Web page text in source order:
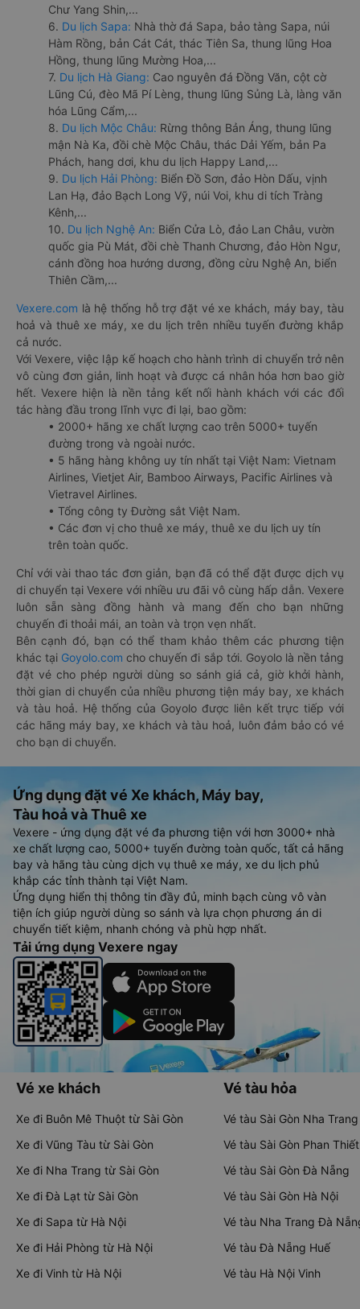
Chư Yang Shin,...
6. Du lịch Sapa: Nhà thờ đá Sapa, bảo tàng Sapa, núi
Hàm Rồng, bản Cát Cát, thác Tiên Sa, thung lũng Hoa
Hồng, thung lũng Mường Hoa,...
7. Du lịch Hà Giang: Cao nguyên đá Đồng Văn, cột cờ
Lũng Cú, đèo Mã Pí Lèng, thung lũng Sủng Là, làng văn
hóa Lũng Cẩm,...
8. Du lịch Mộc Châu: Rừng thông Bản Áng, thung lũng
mận Nà Ka, đồi chè Mộc Châu, thác Dải Yếm, bản Pa
Phách, hang dơi, khu du lịch Happy Land,...
9. Du lịch Hải Phòng: Biển Đồ Sơn, đảo Hòn Dấu, vịnh
Lan Hạ, đảo Bạch Long Vỹ, núi Voi, khu di tích Tràng
Kênh,...
10. Du lịch Nghệ An: Biển Cửa Lò, đảo Lan Châu, vườn
quốc gia Pù Mát, đồi chè Thanh Chương, đảo Hòn Ngư,
cánh đồng hoa hướng dương, đồng cừu Nghệ An, biển
Thiên Cầm,...
Vexere.com là hệ thống hỗ trợ đặt vé xe khách, máy bay, tàu
hoả và thuê xe máy, xe du lịch trên nhiều tuyến đường khắp
cả nước.
Với Vexere, việc lập kế hoạch cho hành trình di chuyển trở nên
vô cùng đơn giản, linh hoạt và được cá nhân hóa hơn bao giờ
hết. Vexere hiện là nền tảng kết nối hành khách với các đối
tác hàng đầu trong lĩnh vực đi lại, bao gồm:
• 2000+ hãng xe chất lượng cao trên 5000+ tuyến
đường trong và ngoài nước.
• 5 hãng hàng không uy tín nhất tại Việt Nam: Vietnam
Airlines, Vietjet Air, Bamboo Airways, Pacific Airlines và
Vietravel Airlines.
• Tổng công ty Đường sắt Việt Nam.
• Các đơn vị cho thuê xe máy, thuê xe du lịch uy tín
trên toàn quốc.
Chỉ với vài thao tác đơn giản, bạn đã có thể đặt được dịch vụ
di chuyển tại Vexere với nhiều ưu đãi vô cùng hấp dẫn. Vexere
luôn sẵn sàng đồng hành và mang đến cho bạn những
chuyến đi thoải mái, an toàn và trọn vẹn nhất.
Bên cạnh đó, bạn có thể tham khảo thêm các phương tiện
khác tại Goyolo.com cho chuyến đi sắp tới. Goyolo là nền tảng
đặt vé cho phép người dùng so sánh giá cả, giờ khởi hành,
thời gian di chuyển của nhiều phương tiện máy bay, xe khách
và tàu hoả. Hệ thống của Goyolo được liên kết trực tiếp với
các hãng máy bay, xe khách và tàu hoả, luôn đảm bảo có vé
cho bạn di chuyển.
Ứng dụng đặt vé Xe khách, Máy bay,
Tàu hoả và Thuê xe
Vexere - ứng dụng đặt vé đa phương tiện với hơn 3000+ nhà
xe chất lượng cao, 5000+ tuyến đường toàn quốc, tất cả hãng
bay và hãng tàu cùng dịch vụ thuê xe máy, xe du lịch phủ
khắp các tỉnh thành tại Việt Nam.
Ứng dụng hiển thị thông tin đầy đủ, minh bạch cùng vô vàn
tiện ích giúp người dùng so sánh và lựa chọn phương án di
chuyển tiết kiệm, nhanh chóng và phù hợp nhất.
Tải ứng dụng Vexere ngay
Vé xe khách
Xe đi Buôn Mê Thuột từ Sài Gòn
Xe đi Vũng Tàu từ Sài Gòn
Xe đi Nha Trang từ Sài Gòn
Xe đi Đà Lạt từ Sài Gòn
Xe đi Sapa từ Hà Nội
Xe đi Hải Phòng từ Hà Nội
Xe đi Vinh từ Hà Nội
Vé tàu hỏa
Vé tàu Sài Gòn Nha Trang
Vé tàu Sài Gòn Phan Thiết
Vé tàu Sài Gòn Đà Nẵng
Vé tàu Sài Gòn Hà Nội
Vé tàu Nha Trang Đà
Vé tàu Đà Nẵng Huế
Vé tàu Hà Nội Vinh